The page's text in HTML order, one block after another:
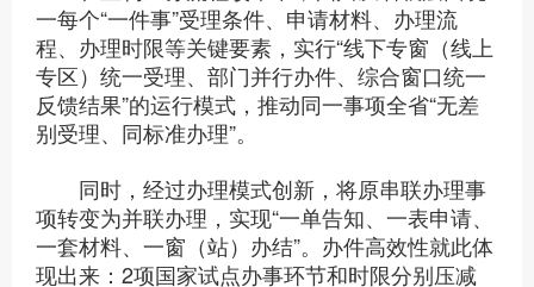
一每个“一件事”受理条件、申请材料、办理流
程、办理时限等关键要素，实行“线下专窗（线上
专区）统一受理、部门并行办件、综合窗口统一
反馈结果”的运行模式，推动同一事项全省“无差
别受理、同标准办理”。
同时，经过办理模式创新，将原串联办理事
项转变为并联办理，实现“一单告知、一表申请、
一套材料、一窗（站）办结”。办件高效性就此体
现出来：2项国家试点办事环节和时限分别压减